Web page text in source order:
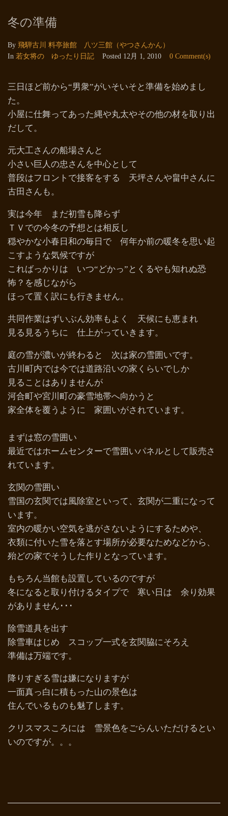
冬の準備
By 飛騨古川 料亭旅館 八ツ三館（やつさんかん）
In 若女将の ゆったり日記 Posted 12月 1, 2010 0 Comment(s)
三日ほど前から“男衆”がいそいそと準備を始めまし
た。
小屋に仕舞ってあった縄や丸太やその他の材を取り出
だして。
元大工さんの船場さんと
小さい巨人の忠さんを中心として
普段はフロントで接客をする 天坪さんや畠中さんに
古田さんも。
実は今年 まだ初雪も降らず
ＴＶでの今冬の予想とは相反し
穏やかな小春日和の毎日で 何年か前の暖冬を思い起
こすような気候ですが
こればっかりは いつ“どかっ”とくるやも知れぬ恐
怖？を感じながら
ほって置く訳にも行きません。
共同作業はずいぶん効率もよく 天候にも恵まれ
見る見るうちに 仕上がっていきます。
庭の雪が濃いが終わると 次は家の雪囲いです。
古川町内では今では道路沿いの家くらいでしか
見ることはありませんが
河合町や宮川町の豪雪地帯へ向かうと
家全体を覆うように 家囲いがされています。
まずは窓の雪囲い
最近ではホームセンターで雪囲いパネルとして販売さ
れています。
玄関の雪囲い
雪国の玄関では風除室といって、玄関が二重になって
います。
室内の暖かい空気を逃がさないようにするためや、
衣類に付いた雪を落とす場所が必要なためなどから、
殆どの家でそうした作りとなっています。
もちろん当館も設置しているのですが
冬になると取り付けるタイプで 寒い日は 余り効果
がありません･･･
除雪道具を出す
除雪車はじめ スコップ一式を玄関脇にそろえ
準備は万端です。
降りすぎる雪は嫌になりますが
一面真っ白に積もった山の景色は
住んでいるものも魅了します。
クリスマスころには 雪景色をごらんいただけるとい
いのですが。。。